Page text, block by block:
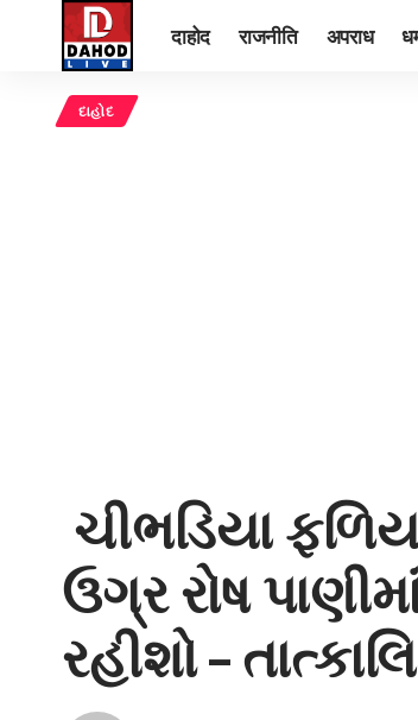
दाहोद राजनीति अपराध
દાહોદ
ચીભડિયા
ઉગ્ર રોષ
રહીશો –